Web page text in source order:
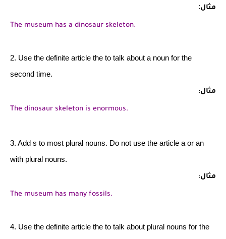
مثال:
The museum has a dinosaur skeleton.
2. Use the definite article the to talk about a noun for the
second time.
مثال:
The dinosaur skeleton is enormous.
3. Add s to most plural nouns. Do not use the article a or an
with plural nouns.
مثال:
The museum has many fossils.
4. Use the definite article the to talk about plural nouns for the